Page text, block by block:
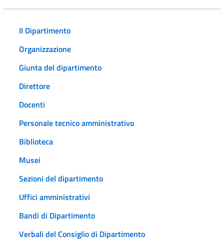
Il Dipartimento
Organizzazione
Giunta del dipartimento
Direttore
Docenti
Personale tecnico amministrativo
Biblioteca
Musei
Sezioni del dipartimento
Uffici amministrativi
Bandi di Dipartimento
Verbali del Consiglio di Dipartimento